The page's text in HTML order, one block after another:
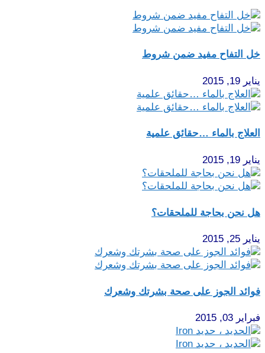
خل التفاح مفيد ضمن شروط
يناير 19, 2015
العلاج بالماء …حقائق علمية
يناير 19, 2015
هل نحن بحاجة للملحقات؟
يناير 25, 2015
فوائد الجوز على صحة بشرتك وشعرك
فبراير 03, 2015